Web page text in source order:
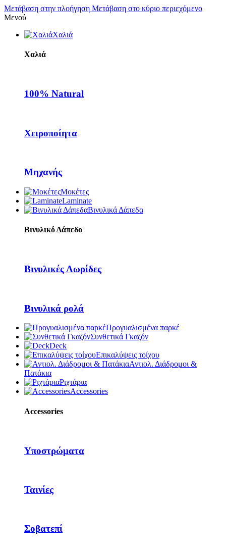
Μετάβαση στην πλοήγηση Μετάβαση στο κύριο περιεχόμενο
Μενού
Χαλιά
Χαλιά
100% Natural
Χειροποίητα
Μηχανής
Μοκέτες
Laminate
Βινυλικά Δάπεδα
Βινυλικό Δάπεδο
Βινυλικές Λωρίδες
Βινυλικά ρολά
Προγυαλισμένα παρκέ
Συνθετικά Γκαζόν
Deck
Επικαλύψεις τοίχου
Αντιολ. Διάδρομοι &
Πατάκια
Ριχτάρια
Accessories
Accessories
Υποστρώματα
Ταινίες
Σοβατεπί